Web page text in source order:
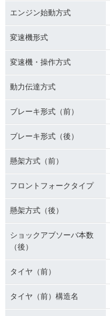
エンジン始動方式
変速機形式
変速機・操作方式
動力伝達方式
ブレーキ形式（前）
ブレーキ形式（後）
懸架方式（前）
フロントフォークタイプ
懸架方式（後）
ショックアブソーバ本数
（後）
タイヤ（前）
タイヤ（前）構造名